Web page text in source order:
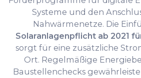
Systeme und den
Nahwärmenetze. Die
Solaranlagenpflicht ab 2021
sorgt für eine zusätzliche
Ort. Regelmäßige
Baustellenchecks